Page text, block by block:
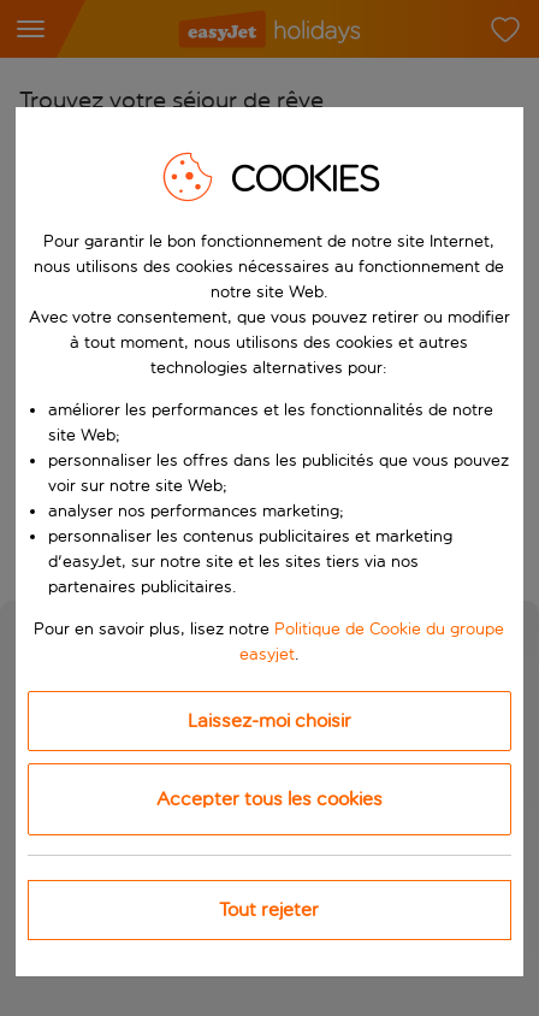
Trouvez votre séjour de rêve
Choisissez votre aéroport
Commencez à taper pour la saisie automatique. Lorsque les
Choisissez votre destination
Vers
Choisissez vos dates
Quand
Qui
Rechercher
COOKIES
Pour garantir le bon fonctionnement de notre site Internet,
nous utilisons des cookies nécessaires au fonctionnement de
notre site Web.
Avec votre consentement, que vous pouvez retirer ou modifier
à tout moment, nous utilisons des cookies et autres
technologies alternatives pour:
améliorer les performances et les fonctionnalités de notre
site Web;
personnaliser les offres dans les publicités que vous pouvez
voir sur notre site Web;
analyser nos performances marketing;
personnaliser les contenus publicitaires et marketing
d'easyJet, sur notre site et les sites tiers via nos
partenaires publicitaires.
Pour en savoir plus, lisez notre Politique de Cookie du groupe
easyjet.
Laissez-moi choisir
Accepter tous les cookies
Tout rejeter